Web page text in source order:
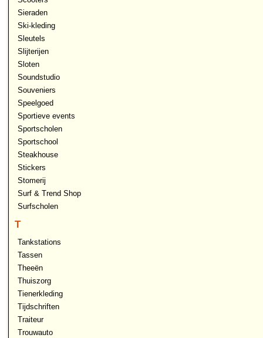
Sieraden
Ski-kleding
Sleutels
Slijterijen
Sloten
Soundstudio
Souveniers
Speelgoed
Sportieve events
Sportscholen
Sportschool
Steakhouse
Stickers
Stomerij
Surf & Trend Shop
Surfscholen
T
Tankstations
Tassen
Theeën
Thuiszorg
Tienerkleding
Tijdschriften
Traiteur
Trouwauto